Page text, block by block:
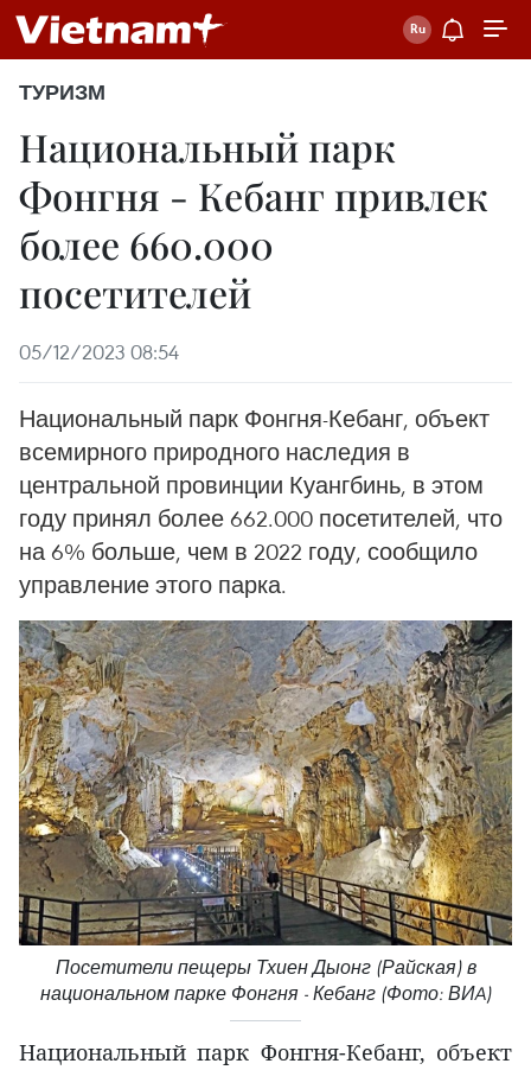
ТУРИЗМ
Национальный парк
Фонгня - Кебанг привлек
более 660.000
посетителей
05/12/2023 08:54
Национальный парк Фонгня-Кебанг, объект
всемирного природного наследия в
центральной провинции Куангбинь, в этом
году принял более 662.000 посетителей, что
на 6% больше, чем в 2022 году, сообщило
управление этого парка.
Посетители пещеры Тхиен Дыонг (Райская) в
национальном парке Фонгня - Кебанг (Фото: ВИA)
Национальный парк Фонгня-Кебанг, объект